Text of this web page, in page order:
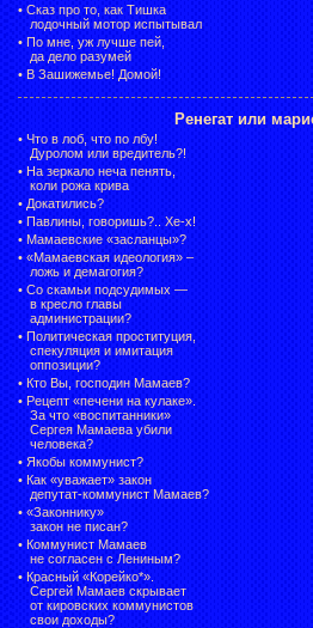
• Сказ про то, как Тишка
лодочный мотор испытывал
• По мне, уж лучше пей,
да дело разумей
• В Зашижемье! Домой!
Ренегат или
• Что в лоб, что по лбу!
Дуролом или вредитель?!
• На зеркало неча пенять,
коли рожа крива
• Докатились?
• Павлины, говоришь?.. Хе-х!
• Мамаевские «засланцы»?
• «Мамаевская идеология» –
ложь и демагогия?
• Со скамьи подсудимых —
в кресло главы
администрации?
• Политическая проституция,
спекуляция и имитация
оппозиции?
• Кто Вы, господин Мамаев?
• Рецепт «печени на кулаке».
За что «воспитанники»
Сергея Мамаева убили
человека?
• Якобы коммунист?
• Как «уважает» закон
депутат-коммунист Мамаев?
• «Законнику»
закон не писан?
• Коммунист Мамаев
не согласен с Лениным?
• Красный «Корейко*».
Сергей Мамаев скрывает
от кировских коммунистов
свои доходы?